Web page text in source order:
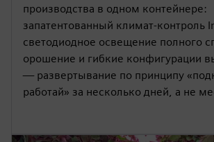
производства в одном контейнере:
запатентованный климат-контроль
светодиодное освещение полного
орошение и гибкие конфигурации
— развертывание по принципу
работай» за несколько дней, а не